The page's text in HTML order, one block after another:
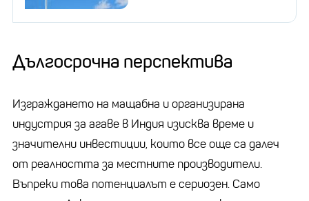
Дългосрочна перспектива
Изграждането на мащабна и организирана
индустрия за агаве в Индия изисква време и
значителни инвестиции, които все още са далеч
от реалността за местните производители.
Въпреки това потенциалът е сериозен. Само